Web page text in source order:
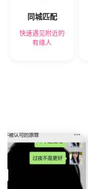
同城匹配
快速遇见附近的
有缘人